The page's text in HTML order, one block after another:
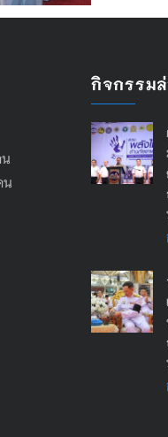
กิจกรรม